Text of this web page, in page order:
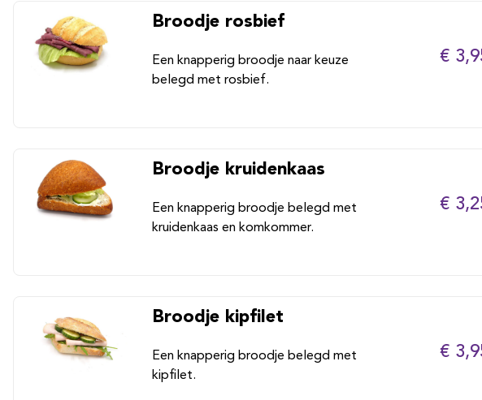
Broodje rosbief
Een knapperig broodje naar keuze
belegd met rosbief.
€
Broodje kruidenkaas
Een knapperig broodje belegd met
kruidenkaas en komkommer.
€
Broodje kipfilet
Een knapperig broodje belegd met
kipfilet.
€